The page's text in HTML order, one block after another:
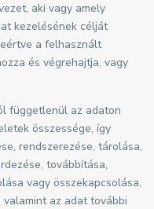
aki vagy amely
kezelésének célját
a felhasznált
és végrehajtja, vagy
függetlenül az adaton
összessége, így
rendszerezése, tárolása,
továbbítása,
vagy összekapcsolása,
valamint az adat további